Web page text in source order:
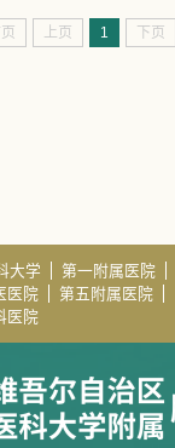
上页 1 下页
大学 第一附属医院
医院
第五附属医院
医院